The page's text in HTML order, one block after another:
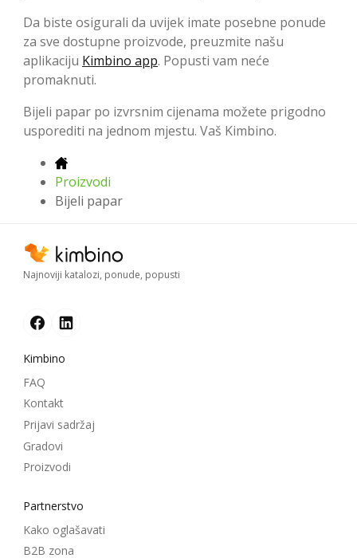
Da biste osigurali da uvijek imate posebne ponude
za sve dostupne proizvode, preuzmite našu
aplikaciju Kimbino app. Popusti vam neće
promaknuti.
Bijeli papar po izvrsnim cijenama možete prigodno
usporediti na jednom mjestu. Vaš Kimbino.
Proizvodi
Bijeli papar
Najnoviji katalozi, ponude, popusti
Kimbino
FAQ
Kontakt
Prijavi sadržaj
Gradovi
Proizvodi
Partnerstvo
Kako oglašavati
B2B zona